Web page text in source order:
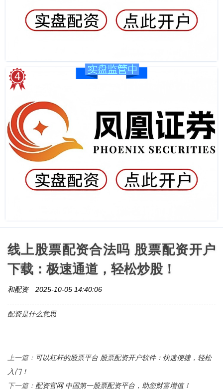
线上股票配资合法吗 股票配资开户
下载：极速通道，轻松炒股！
和配资 2025-10-05 14:40:06
配资是什么意思
上一篇： 可以杠杆的股票平台 股票配资开户软件：快速便捷，轻松
入门！
下一篇： 配资官网 中国第一股票配资平台，助您财富增值！